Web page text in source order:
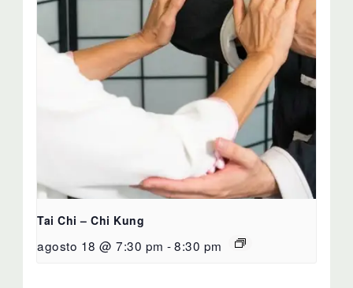
Tai Chi – Chi Kung
agosto 18 @ 7:30 pm -8:30 pm